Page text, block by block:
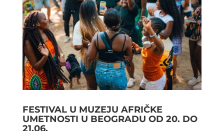
FESTIVAL U MUZEJU AFRIČKE
UMETNOSTI U BEOGRADU OD 20. DO
21.06.